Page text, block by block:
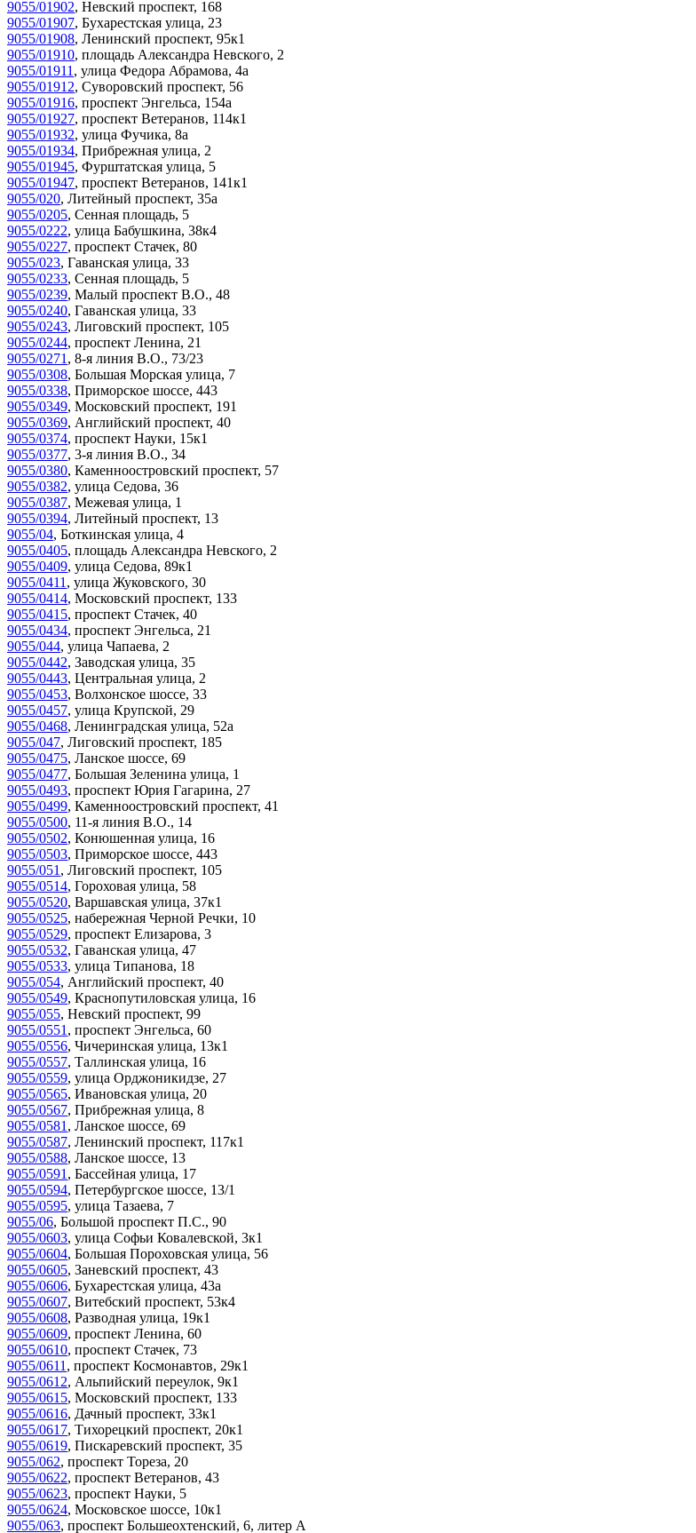
9055/01902, Невский проспект, 168
9055/01907, Бухарестская улица, 23
9055/01908, Ленинский проспект, 95к1
9055/01910, площадь Александра Невского, 2
9055/01911 , улица Федора Абрамова, 4а
9055/01912, Суворовский проспект, 56
9055/01916, проспект Энгельса, 154а
9055/01927, проспект Ветеранов, 114к1
9055/01932, улица Фучика, 8а
9055/01934, Прибрежная улица, 2
9055/01945, Фурштатская улица, 5
9055/01947, проспект Ветеранов, 141к1
9055/020, Литейный проспект, 35а
9055/0205, Сенная площадь, 5
9055/0222, улица Бабушкина, 38к4
9055/0227, проспект Стачек, 80
9055/023, Гаванская улица, 33
9055/0233, Сенная площадь, 5
9055/0239, Малый проспект В.О., 48
9055/0240, Гаванская улица, 33
9055/0243, Лиговский проспект, 105
9055/0244, проспект Ленина, 21
9055/0271 , 8-я линия В.О., 73/23
9055/0308, Большая Морская улица, 7
9055/0338, Приморское шоссе, 443
9055/0349, Московский проспект, 191
9055/0369, Английский проспект, 40
9055/0374, проспект Науки, 15к1
9055/0377, 3-я линия В.О., 34
9055/0380, Каменноостровский проспект, 57
9055/0382, улица Седова, 36
9055/0387, Межевая улица, 1
9055/0394, Литейный проспект, 13
9055/04, Боткинская улица, 4
9055/0405, площадь Александра Невского, 2
9055/0409, улица Седова, 89к1
9055/0411 , улица Жуковского, 30
9055/0414, Московский проспект, 133
9055/0415, проспект Стачек, 40
9055/0434, проспект Энгельса, 21
9055/044, улица Чапаева, 2
9055/0442, Заводская улица, 35
9055/0443, Центральная улица, 2
9055/0453, Волхонское шоссе, 33
9055/0457, улица Крупской, 29
9055/0468, Ленинградская улица, 52а
9055/047, Лиговский проспект, 185
9055/0475, Ланское шоссе, 69
9055/0477, Большая Зеленина улица, 1
9055/0493, проспект Юрия Гагарина, 27
9055/0499, Каменноостровский проспект, 41
9055/0500, 11-я линия В.О., 14
9055/0502, Конюшенная улица, 16
9055/0503, Приморское шоссе, 443
9055/051 , Лиговский проспект, 105
9055/0514, Гороховая улица, 58
9055/0520, Варшавская улица, 37к1
9055/0525, набережная Черной Речки, 10
9055/0529, проспект Елизарова, 3
9055/0532, Гаванская улица, 47
9055/0533, улица Типанова, 18
9055/054, Английский проспект, 40
9055/0549, Краснопутиловская улица, 16
9055/055, Невский проспект, 99
9055/0551 , проспект Энгельса, 60
9055/0556, Чичеринская улица, 13к1
9055/0557, Таллинская улица, 16
9055/0559, улица Орджоникидзе, 27
9055/0565, Ивановская улица, 20
9055/0567, Прибрежная улица, 8
9055/0581 , Ланское шоссе, 69
9055/0587, Ленинский проспект, 117к1
9055/0588, Ланское шоссе, 13
9055/0591 , Бассейная улица, 17
9055/0594, Петербургское шоссе, 13/1
9055/0595, улица Тазаева, 7
9055/06, Большой проспект П.С., 90
9055/0603, улица Софьи Ковалевской, 3к1
9055/0604, Большая Пороховская улица, 56
9055/0605, Заневский проспект, 43
9055/0606, Бухарестская улица, 43а
9055/0607, Витебский проспект, 53к4
9055/0608, Разводная улица, 19к1
9055/0609, проспект Ленина, 60
9055/0610, проспект Стачек, 73
9055/0611 , проспект Космонавтов, 29к1
9055/0612, Альпийский переулок, 9к1
9055/0615, Московский проспект, 133
9055/0616, Дачный проспект, 33к1
9055/0617, Тихорецкий проспект, 20к1
9055/0619, Пискаревский проспект, 35
9055/062, проспект Тореза, 20
9055/0622, проспект Ветеранов, 43
9055/0623, проспект Науки, 5
9055/0624, Московское шоссе, 10к1
9055/063, проспект Большеохтенский, 6, литер А